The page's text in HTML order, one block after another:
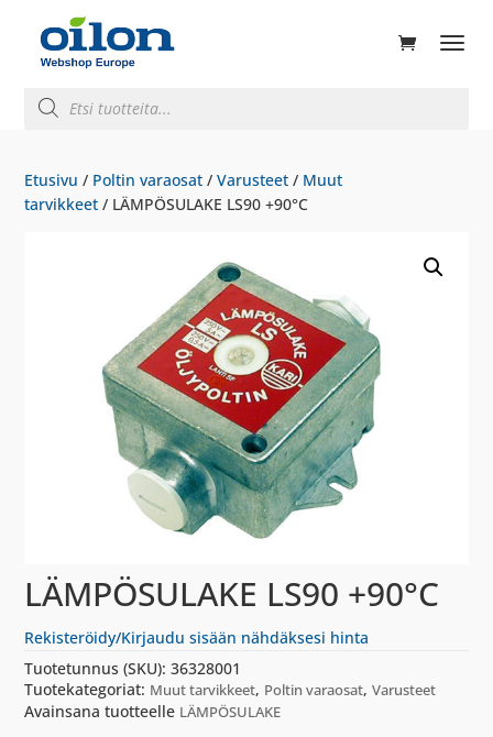
search
Etusivu / Poltin varaosat /Varusteet / Muut
tarvikkeet / LÄMPÖSULAKE LS90 +90°C
LÄMPÖSULAKE LS90 +90°C
Rekisteröidy/Kirjaudu sisään nähdäksesi hinta
Tuotetunnus (SKU):36328001
Tuotekategoriat: Muut tarvikkeet, Poltin varaosat,Varusteet
Avainsana tuotteelle LÄMPÖSULAKE